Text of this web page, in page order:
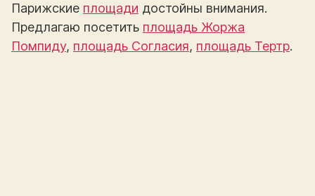
Парижские площади достойны внимания.
Предлагаю посетить площадь Жоржа
Помпиду, площадь Согласия, площадь Тертр.